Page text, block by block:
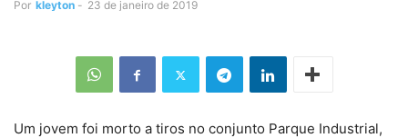
Por kleyton - 23 de janeiro de 2019
Um jovem foi morto a tiros no conjunto Parque Industrial,